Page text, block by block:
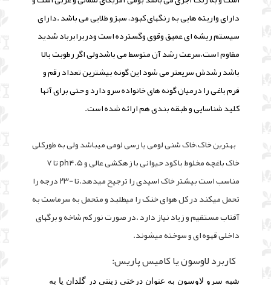
دارای واریته هایی به رنگهای کبود، سبزو طلایی می باشد .دارای
سیستم ریشه ای عمیق وقوی وگسترده است ودربرابرباد شدید
مقاوم است،سرعت رشد آن متوسط می باشدولی اگر رطوبت بالا
باشد رشدش سریعتر می شود این گونه بیشترین تعداد رقم و
فرم باغی را درمیان گونه های خانواده سرو دارد و حتی برای آنها
کلید شناسایی و طبقه بندی هم ارائه شده است.
بهترین خاک،خاک شنی لومی یا رسی لومی میباشد ولی به طورکلی
خاک باغچه مخلوط با کود حیوانی با زهکشی عالی و ph۴.۵ تا ۷
مناسب است بیشتر خاک اسیدی را ترجیح میدهد.تا -۲۳ درجه را
تحمل میکند در کل هوای خنک را میطلبد و متحمل به سرماست به
آفتاب مستقیم و زیاد نیاز دارد .در صورت نور کم شاخه و برگهای
داخلی قهوه ای و سوخته میشوند.
کاربرد لاوسون یا کامیس پاریس:
شبه سرو لاوسون به عنوان درختی زینتی در گلدان یا به